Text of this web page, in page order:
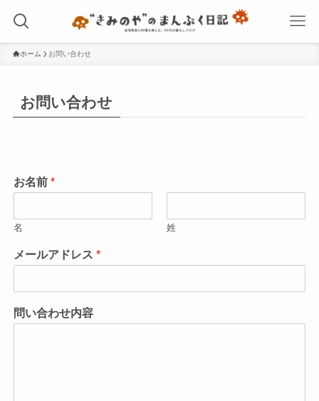
ホーム お問い合わせ
お問い合わせ
お名前 *
名 姓
メールアドレス *
問い合わせ内容